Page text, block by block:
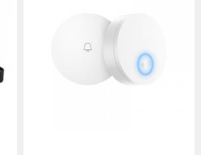
suốt chiều dài dây cáp đem
cầm thích tay. Đồng thời với
cổ điển thanh lịch cùng màu
chắn sẽ phù hợp với phong